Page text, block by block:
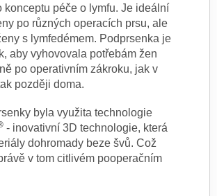
konceptu péče o lymfu. Je ideální
po různých operacích prsu, ale
s lymfedémem. Podprsenka je
aby vyhovovala potřebám žen
po operativním zákroku, jak v
později doma.
byla využita technologie
- inovativní 3D technologie, která
dohromady beze švů. Což
v tom citlivém pooperačním